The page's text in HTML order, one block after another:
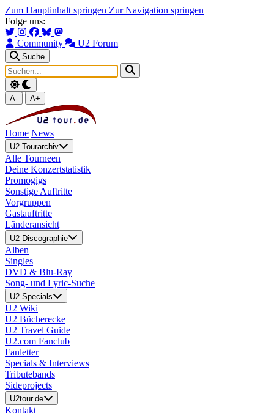
Zum Hauptinhalt springen Zur Navigation springen
Folge uns:
Community U2 Forum
Suche
A- A+
Home News
U2 Tourarchiv
Alle Tourneen
Deine Konzertstatistik
Promogigs
Sonstige Auftritte
Vorgruppen
Gastauftritte
Länderansicht
U2 Discographie
Alben
Singles
DVD & Blu-Ray
Song- und Lyric-Suche
U2 Specials
U2 Wiki
U2 Bücherecke
U2 Travel Guide
U2.com Fanclub
Fanletter
Specials & Interviews
Tributebands
Sideprojects
U2tour.de
Kontakt